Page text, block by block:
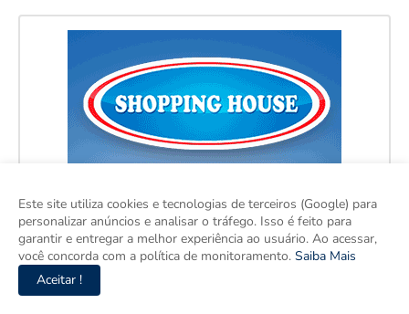
Este site utiliza cookies e tecnologias de terceiros (Google) para
personalizar anúncios e analisar o tráfego. Isso é feito para
garantir e entregar a melhor experiência ao usuário. Ao acessar,
você concorda com a política de monitoramento. Saiba Mais
Aceitar !